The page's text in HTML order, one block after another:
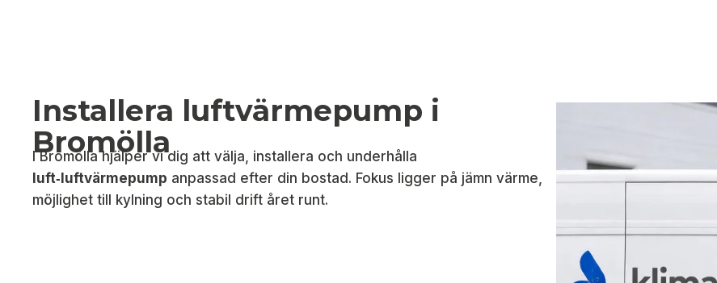
Installera luftvärmepump i
Bromölla
I Bromölla hjälper vi dig att välja, installera och underhålla
luft‑luftvärmepump anpassad efter din bostad. Fokus ligger på jämn värme,
möjlighet till kylning och stabil drift året runt.